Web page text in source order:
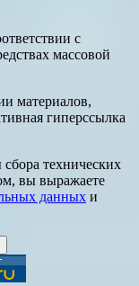
с
массовой
материалов,
гиперссылка
технических
вы выражаете
данных и